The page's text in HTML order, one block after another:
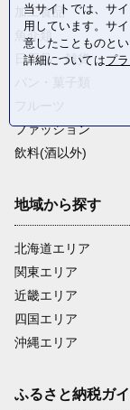
加工食品
魚介類
日用品・雑貨
ファッション
飲料(酒以外)
地域から探す
北海道エリア
関東エリア
近畿エリア
四国エリア
沖縄エリア
ふるさと納税ガ
当サイトでは、サ
用しています。サ
意したことものとい
詳細についてはプ